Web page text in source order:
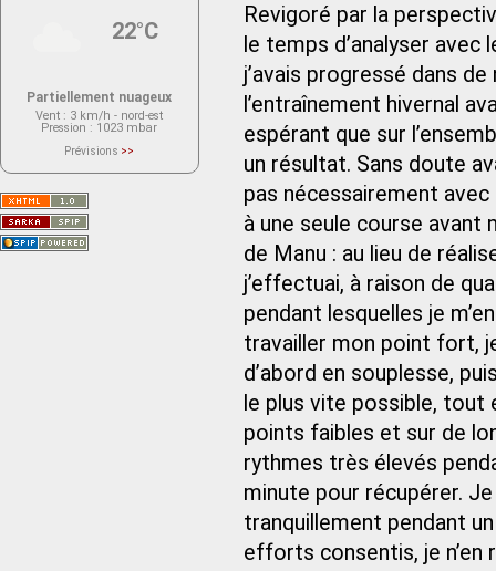
Revigoré par la
le temps d’analyser
j’avais progressé dans
l’entraînement hivernal
espérant que sur
un résultat. Sans doute
pas nécessairement
à une seule course
de Manu : au lieu de
j’effectuai, à raison de
pendant lesquelles je
travailler mon point fort,
d’abord en souplesse,
le plus vite possible, tout
points faibles et sur de
rythmes très élevés
minute pour récupérer.
tranquillement pendant
efforts consentis, je n’en
22°C
Partiellement nuageux
Vent : 3 km/h - nord-est
Pression : 1023 mbar
Prévisions >>
actuellement aucune prévision
Saint-Nom.
Veuillez consulter le message du
service ci-dessous.
(401 - Invalid API key. Please see
https://openweathermap.org/faq#error401